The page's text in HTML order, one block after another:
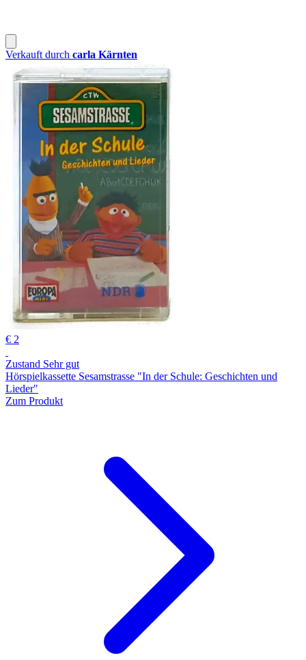
Verkauft durch carla Kärnten
€ 2
Zustand Sehr gut
Hörspielkassette Sesamstrasse "In der Schule: Geschichten und
Lieder"
Zum Produkt